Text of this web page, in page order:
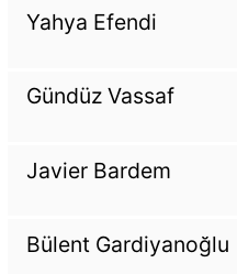
Yahya Efendi
Gündüz Vassaf
Javier Bardem
Bülent Gardiyanoğlu